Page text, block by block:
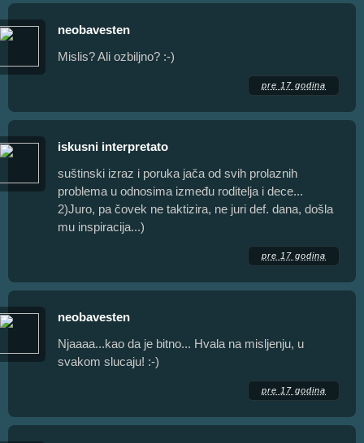
neobavesten
Mislis? Ali ozbiljno? :-)
pre 17 godina
iskusni interpretato
suštinski izraz i poruka jača od svih prolaznih
problema u odnosima između roditelja i dece...
2)Juro, pa čovek ne taktizira, ne juri def. dana, došla
mu inspiracija...)
pre 17 godina
neobavesten
Njaaaa...kao da je bitno... Hvala na misljenju, u
svakom slucaju! :-)
pre 17 godina